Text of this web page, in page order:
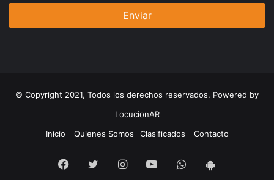
© Copyright 2021, Todos los derechos reservados. Powered by
LocucionAR
Inicio
Quienes Somos Clasificados Contacto
Facebook
TwitterInstagramYoutubeWhatsapp